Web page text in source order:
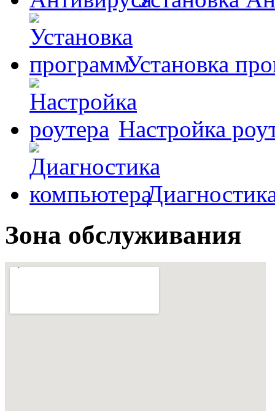
Установка
Настройка
Зона обслуживания